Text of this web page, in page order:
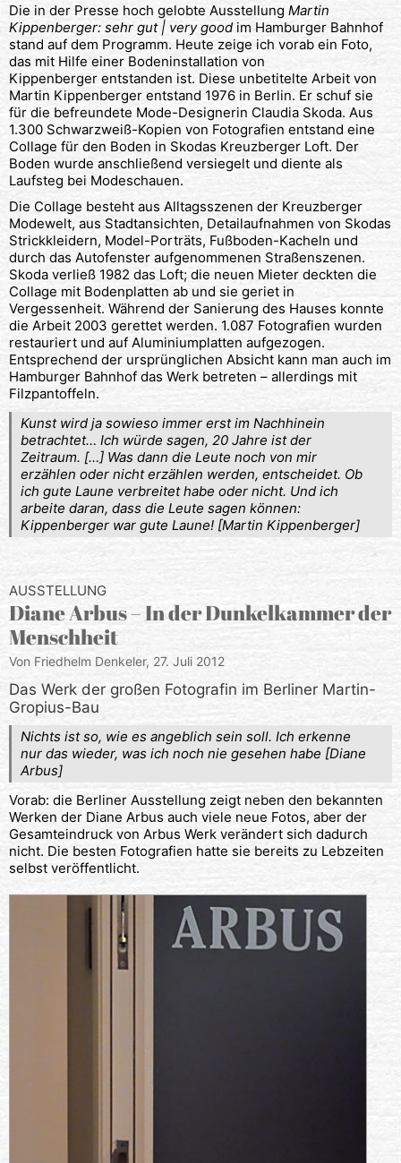
Die in der Presse hoch gelobte Ausstellung Martin
Kippenberger: sehr gut | very good im Hamburger Bahnhof
stand auf dem Programm. Heute zeige ich vorab ein Foto,
das mit Hilfe einer Bodeninstallation von
Kippenberger entstanden ist. Diese unbetitelte Arbeit von
Martin Kippenberger entstand 1976 in Berlin. Er schuf sie
für die befreundete Mode-Designerin Claudia Skoda. Aus
1.300 Schwarzweiß-Kopien von Fotografien entstand eine
Collage für den Boden in Skodas Kreuzberger Loft. Der
Boden wurde anschließend versiegelt und diente als
Laufsteg bei Modeschauen.
Die Collage besteht aus Alltagsszenen der Kreuzberger
Modewelt, aus Stadtansichten, Detailaufnahmen von Skodas
Strickkleidern, Model-Porträts, Fußboden-Kacheln und
durch das Autofenster aufgenommenen Straßenszenen.
Skoda verließ 1982 das Loft; die neuen Mieter deckten die
Collage mit Bodenplatten ab und sie geriet in
Vergessenheit. Während der Sanierung des Hauses konnte
die Arbeit 2003 gerettet werden. 1.087 Fotografien wurden
restauriert und auf Aluminiumplatten aufgezogen.
Entsprechend der ursprünglichen Absicht kann man auch im
Hamburger Bahnhof das Werk betreten – allerdings mit
Filzpantoffeln.
Kunst wird ja sowieso immer erst im Nachhinein
betrachtet… Ich würde sagen, 20 Jahre ist der
Zeitraum. […] Was dann die Leute noch von mir
erzählen oder nicht erzählen werden, entscheidet. Ob
ich gute Laune verbreitet habe oder nicht. Und ich
arbeite daran, dass die Leute sagen können:
Kippenberger war gute Laune! [Martin Kippenberger]
AUSSTELLUNG
Diane Arbus – In der Dunkelkammer der
Menschheit
Von Friedhelm Denkeler, 27. Juli 2012
Das Werk der großen Fotografin im Berliner Martin-
Gropius-Bau
Nichts ist so, wie es angeblich sein soll. Ich erkenne
nur das wieder, was ich noch nie gesehen habe [Diane
Arbus]
Vorab: die Berliner Ausstellung zeigt neben den bekannten
Werken der Diane Arbus auch viele neue Fotos, aber der
Gesamteindruck von Arbus Werk verändert sich dadurch
nicht. Die besten Fotografien hatte sie bereits zu Lebzeiten
selbst veröffentlicht.